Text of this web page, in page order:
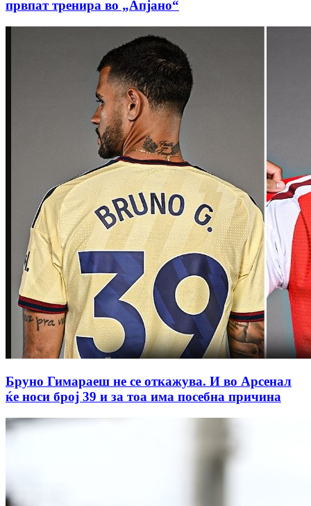
првпат тренира во „Апјано“
Бруно Гимараеш не се откажува. И во Арсенал
ќе носи број 39 и за тоа има посебна причина